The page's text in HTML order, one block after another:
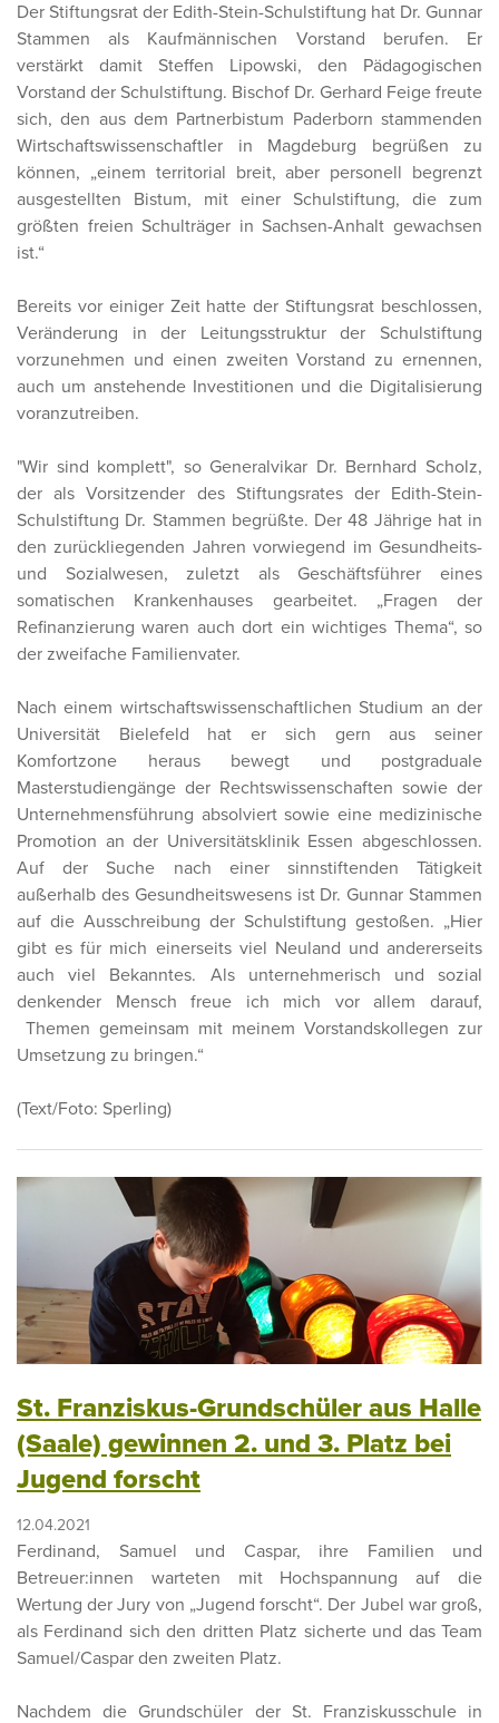
Der Stiftungsrat der Edith-Stein-Schulstiftung hat Dr. Gunnar
Stammen als Kaufmännischen Vorstand berufen. Er
verstärkt damit Steffen Lipowski, den Pädagogischen
Vorstand der Schulstiftung. Bischof Dr. Gerhard Feige freute
sich, den aus dem Partnerbistum Paderborn stammenden
Wirtschaftswissenschaftler in Magdeburg begrüßen zu
können, „einem territorial breit, aber personell begrenzt
ausgestellten Bistum, mit einer Schulstiftung, die zum
größten freien Schulträger in Sachsen-Anhalt gewachsen
ist.“
Bereits vor einiger Zeit hatte der Stiftungsrat beschlossen,
Veränderung in der Leitungsstruktur der Schulstiftung
vorzunehmen und einen zweiten Vorstand zu ernennen,
auch um anstehende Investitionen und die Digitalisierung
voranzutreiben.
"Wir sind komplett", so Generalvikar Dr. Bernhard Scholz,
der als Vorsitzender des Stiftungsrates der Edith-Stein-
Schulstiftung Dr. Stammen begrüßte. Der 48 Jährige hat in
den zurückliegenden Jahren vorwiegend im Gesundheits-
und Sozialwesen, zuletzt als Geschäftsführer eines
somatischen Krankenhauses gearbeitet. „Fragen der
Refinanzierung waren auch dort ein wichtiges Thema“, so
der zweifache Familienvater.
Nach einem wirtschaftswissenschaftlichen Studium an der
Universität Bielefeld hat er sich gern aus seiner
Komfortzone heraus bewegt und postgraduale
Masterstudiengänge der Rechtswissenschaften sowie der
Unternehmensführung absolviert sowie eine medizinische
Promotion an der Universitätsklinik Essen abgeschlossen.
Auf der Suche nach einer sinnstiftenden Tätigkeit
außerhalb des Gesundheitswesens ist Dr. Gunnar Stammen
auf die Ausschreibung der Schulstiftung gestoßen. „Hier
gibt es für mich einerseits viel Neuland und andererseits
auch viel Bekanntes. Als unternehmerisch und sozial
denkender Mensch freue ich mich vor allem darauf,
Themen gemeinsam mit meinem Vorstandskollegen zur
Umsetzung zu bringen.“
(Text/Foto: Sperling)
St. Franziskus-Grundschüler aus Halle
(Saale) gewinnen 2. und 3. Platz bei
Jugend forscht
12.04.2021
Ferdinand, Samuel und Caspar, ihre Familien und
Betreuer:innen warteten mit Hochspannung auf die
Wertung der Jury von „Jugend forscht“. Der Jubel war groß,
als Ferdinand sich den dritten Platz sicherte und das Team
Samuel/Caspar den zweiten Platz.
Nachdem die Grundschüler der St. Franziskusschule in